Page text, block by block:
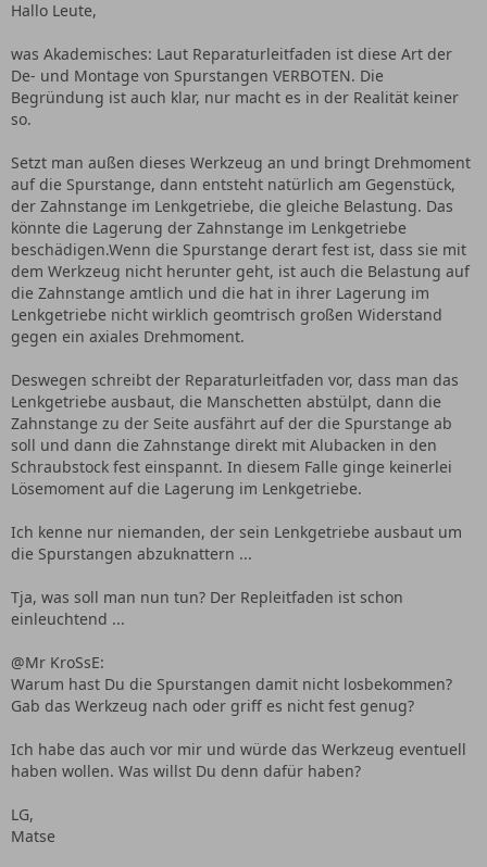
Hallo Leute,
was Akademisches: Laut Reparaturleitfaden ist diese Art der
De- und Montage von Spurstangen VERBOTEN. Die
Begründung ist auch klar, nur macht es in der Realität keiner
so.
Setzt man außen dieses Werkzeug an und bringt Drehmoment
auf die Spurstange, dann entsteht natürlich am Gegenstück,
der Zahnstange im Lenkgetriebe, die gleiche Belastung. Das
könnte die Lagerung der Zahnstange im Lenkgetriebe
beschädigen.Wenn die Spurstange derart fest ist, dass sie mit
dem Werkzeug nicht herunter geht, ist auch die Belastung auf
die Zahnstange amtlich und die hat in ihrer Lagerung im
Lenkgetriebe nicht wirklich geomtrisch großen Widerstand
gegen ein axiales Drehmoment.
Deswegen schreibt der Reparaturleitfaden vor, dass man das
Lenkgetriebe ausbaut, die Manschetten abstülpt, dann die
Zahnstange zu der Seite ausfährt auf der die Spurstange ab
soll und dann die Zahnstange direkt mit Alubacken in den
Schraubstock fest einspannt. In diesem Falle ginge keinerlei
Lösemoment auf die Lagerung im Lenkgetriebe.
Ich kenne nur niemanden, der sein Lenkgetriebe ausbaut um
die Spurstangen abzuknattern ...
Tja, was soll man nun tun? Der Repleitfaden ist schon
einleuchtend ...
@Mr KroSsE:
Warum hast Du die Spurstangen damit nicht losbekommen?
Gab das Werkzeug nach oder griff es nicht fest genug?
Ich habe das auch vor mir und würde das Werkzeug eventuell
haben wollen. Was willst Du denn dafür haben?
LG,
Matse